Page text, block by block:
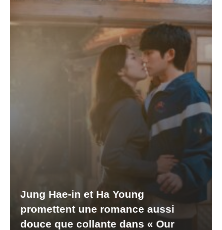
Jung Hae-in et Ha Young
promettent une romance aussi
douce que collante dans « Our